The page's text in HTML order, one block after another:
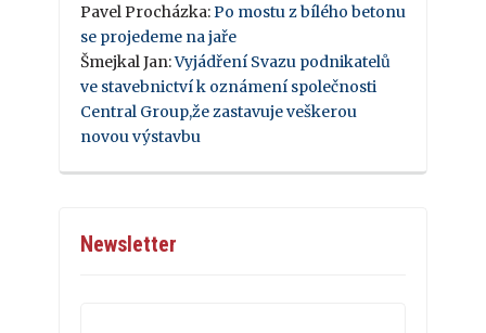
Pavel Procházka: Po mostu z bílého betonu
se projedeme na jaře
Šmejkal Jan:Vyjádření Svazu podnikatelů
ve stavebnictví k oznámení společnosti
Central Group,že zastavuje veškerou
novou výstavbu
Newsletter